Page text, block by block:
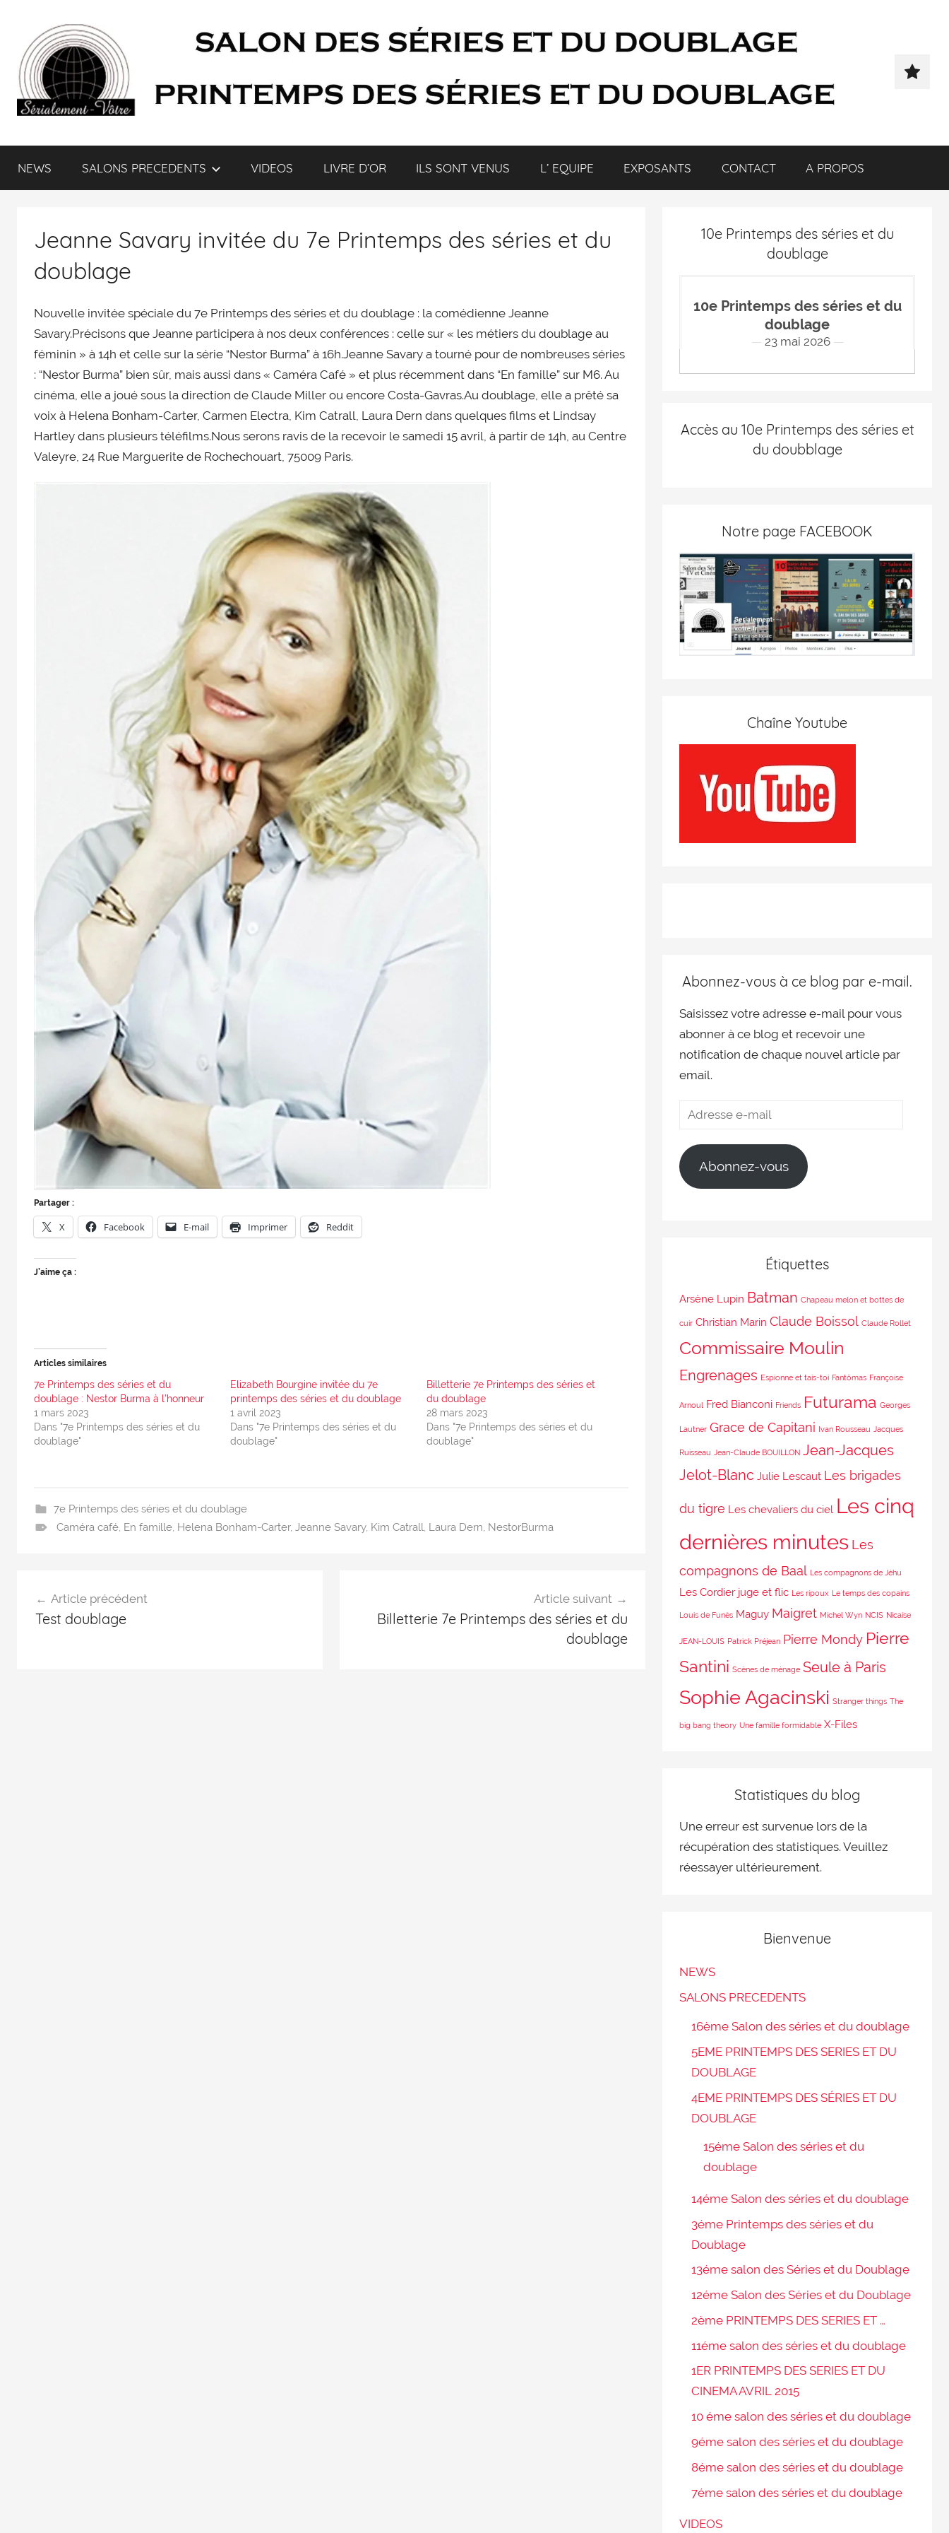
SÉRIALEMENT-
VÔTRE.FR
web
du
doublage
printemps
des
séries
NEWS SALONS PRECEDENTS VIDEOS LIVRE D’OR ILS SONT VENUS L’ EQUIPE EXPOSANTS CONTACT A PROPOS
Jeanne Savary invitée du 7e Printemps des séries et du
doublage
Nouvelle invitée spéciale du 7e Printemps des séries et du doublage : la comédienne Jeanne
Savary.Précisons que Jeanne participera à nos deux conférences : celle sur « les métiers du doublage au
féminin » à 14h et celle sur la série “Nestor Burma” à 16h.Jeanne Savary a tourné pour de nombreuses séries
: “Nestor Burma” bien sûr, mais aussi dans « Caméra Café » et plus récemment dans “En famille” sur M6. Au
cinéma, elle a joué sous la direction de Claude Miller ou encore Costa-Gavras.Au doublage, elle a prêté sa
voix à Helena Bonham-Carter, Carmen Electra, Kim Catrall, Laura Dern dans quelques films et Lindsay
Hartley dans plusieurs téléfilms.Nous serons ravis de la recevoir le samedi 15 avril, à partir de 14h, au Centre
Valeyre, 24 Rue Marguerite de Rochechouart, 75009 Paris.
Partager :
X Facebook E-mail Imprimer Reddit
J’aime ça :
Articles similaires
7e Printemps des séries et du
doublage : Nestor Burma à l’honneur
1 mars 2023
Dans "7e Printemps des séries et du
doublage"
Elizabeth Bourgine invitée du 7e
printemps des séries et du doublage
1 avril 2023
Dans "7e Printemps des séries et du
doublage"
Billetterie 7e Printemps des séries et
du doublage
28 mars 2023
Dans "7e Printemps des séries et du
doublage"
7e Printemps des séries et du doublage
Caméra café, En famille, Helena Bonham-Carter, Jeanne Savary, Kim Catrall, Laura Dern, NestorBurma
Article précédent
Test doublage
Article suivant
Billetterie 7e Printemps des séries et du
doublage
10e Printemps des séries et du
doublage
10e Printemps des séries et du
doublage
23 mai 2026
Accès au 10e Printemps des séries et
du doubblage
Notre page FACEBOOK
Chaîne Youtube
Abonnez-vous à ce blog par e-mail.
Saisissez votre adresse e-mail pour vous
abonner à ce blog et recevoir une
notification de chaque nouvel article par
email.
Abonnez-vous
Étiquettes
Arsène Lupin Batman Chapeau melon et bottes de
cuir Christian Marin Claude Boissol Claude Rollet
Commissaire Moulin
Engrenages Espionne et tais-toi Fantômas Françoise
Arnoul Fred Bianconi Friends Futurama Georges
Lautner Grace de Capitani Ivan Rousseau Jacques
Ruisseau Jean-Claude BOUILLON Jean-Jacques
Jelot-Blanc Julie Lescaut Les brigades
du tigre Les chevaliers du ciel Les cinq
dernières minutes Les
compagnons de Baal Les compagnons de Jéhu
Les Cordier juge et flic Les ripoux Le temps des copains
Louis de Funès Maguy Maigret Michel Wyn NCIS Nicaise
JEAN-LOUIS Patrick Préjean Pierre Mondy Pierre
Santini Scènes de ménage Seule à Paris
Sophie Agacinski Stranger things The
big bang theory Une famille formidable X-Files
Statistiques du blog
Une erreur est survenue lors de la
récupération des statistiques. Veuillez
réessayer ultérieurement.
Bienvenue
NEWS
SALONS PRECEDENTS
16ème Salon des séries et du doublage
5EME PRINTEMPS DES SERIES ET DU
DOUBLAGE
4EME PRINTEMPS DES SÉRIES ET DU
DOUBLAGE
15éme Salon des séries et du
doublage
14éme Salon des séries et du doublage
3éme Printemps des séries et du
Doublage
13éme salon des Séries et du Doublage
12éme Salon des Séries et du Doublage
2ème PRINTEMPS DES SERIES ET …
11éme salon des séries et du doublage
1ER PRINTEMPS DES SERIES ET DU
CINEMA AVRIL 2015
10 éme salon des séries et du doublage
9éme salon des séries et du doublage
8éme salon des séries et du doublage
7éme salon des séries et du doublage
VIDEOS